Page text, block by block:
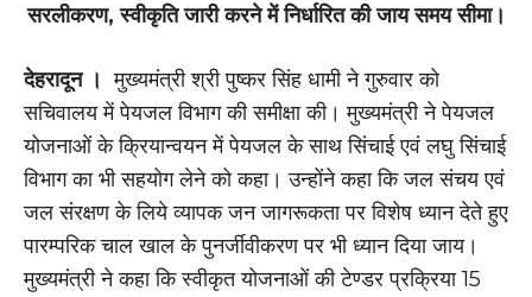
सरलीकरण, स्वीकृति जारी करने में निर्धारित की जाय समय सीमा।
देहरादून ।मुख्यमंत्री श्री पुष्कर सिंह धामी ने गुरुवार को
सचिवालय में पेयजल विभाग की समीक्षा की। मुख्यमंत्री ने पेयजल
योजनाओं के क्रियान्वयन में पेयजल के साथ सिंचाई एवं लघु सिंचाई
विभाग का भी सहयोग लेने को कहा। उन्होंने कहा कि जल संचय एवं
जल संरक्षण के लिये व्यापक जन जागरूकता पर विशेष ध्यान देते हुए
पारम्परिक चाल खाल के पुनर्जीवीकरण पर भी ध्यान दिया जाय।
मुख्यमंत्री ने कहा कि स्वीकृत योजनाओं की टेण्डर प्रक्रिया 15